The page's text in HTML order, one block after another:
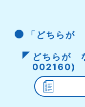
「どちらが
どちらが
002160)